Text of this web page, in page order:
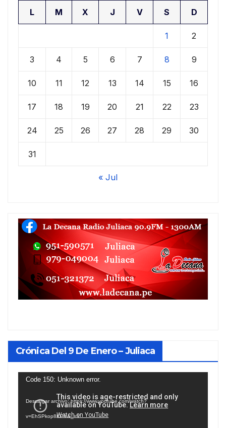
L M X J V S D
1 2
3 4 5 6 7 8 9
10 11 12 13 14 15 16
17 18 19 20 21 22 23
24 25 26 27 28 29 30
31
« Jul
Crónica Del 9 De Enero – Juliaca
Reproductor
vídeo
Code 150: Unknown error.
Descargar archivo: https://www.youtube.com/watch?
v=EhSPkop8KPY&_=1